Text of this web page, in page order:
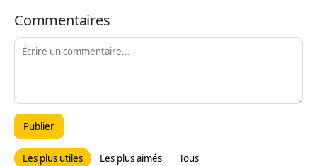
Commentaires
Publier
Les plus utiles Les plus aimés Tous